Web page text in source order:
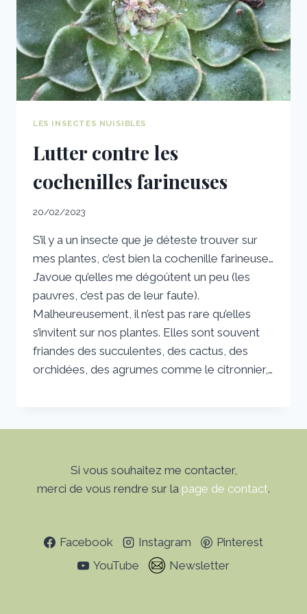
LES INSECTES NUISIBLES
Lutter contre les
cochenilles farineuses
20/02/2023
S’il y a un insecte que je déteste trouver sur
mes plantes, c’est bien la cochenille farineuse…
J’avoue qu’elles me dégoûtent un peu (les
pauvres, c’est pas de leur faute).
Malheureusement, il n’est pas rare qu’elles
s’invitent sur nos plantes. Elles sont souvent
friandes des succulentes, des cactus, des
orchidées, des agrumes comme le citronnier,…
Si vous souhaitez me contacter,
merci de vous rendre sur la page de contact.
Facebook Instagram
Pinterest
YouTube
Newsletter